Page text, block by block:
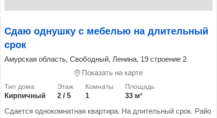
Сдаю однушку с мебелью на длительный
срок
Амурская область, Свободный, Ленина, 19 строение 2
Показать на карте
Кирпичный 2 / 5 1
33 м²
Сдается однокомнатная квартира. На длительный срок. Райо